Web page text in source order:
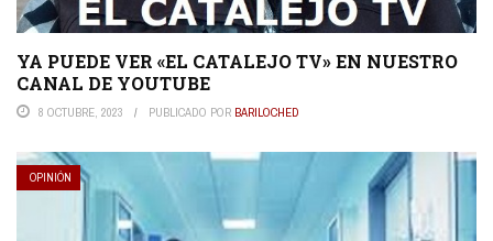
YA PUEDE VER «EL CATALEJO TV» EN NUESTRO
CANAL DE YOUTUBE
8 OCTUBRE, 2023 PUBLICADO POR BARILOCHED
OPINIÓN